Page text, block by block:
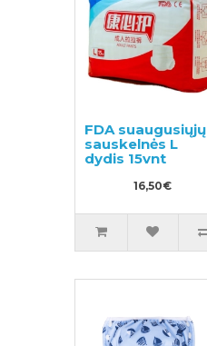
FDA suaugusiųjų
sauskelnės L
dydis 15vnt
16,50€